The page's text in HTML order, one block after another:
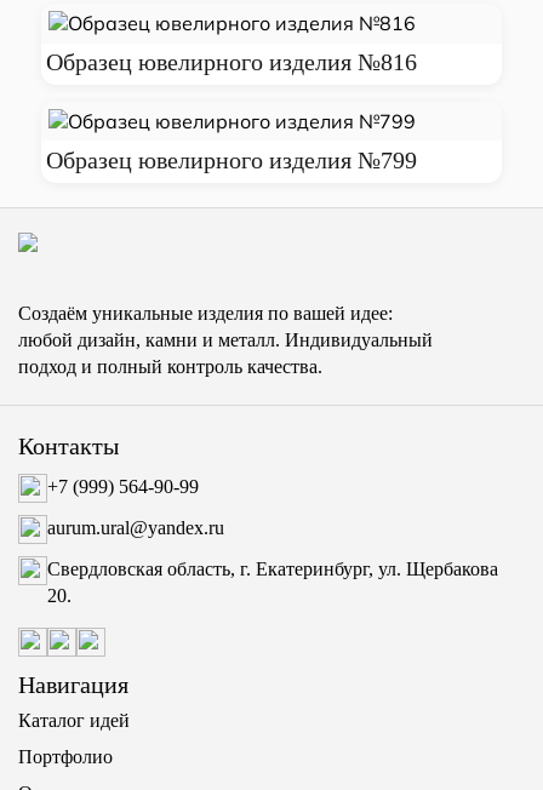
Образец ювелирного изделия №816
Образец ювелирного изделия №799
Создаём уникальные изделия по вашей идее:
любой дизайн, камни и металл. Индивидуальный
подход и полный контроль качества.
Контакты
+7 (999) 564-90-99
aurum.ural@yandex.ru
Свердловская область, г. Екатеринбург, ул. Щербакова
20.
Навигация
Каталог идей
Портфолио